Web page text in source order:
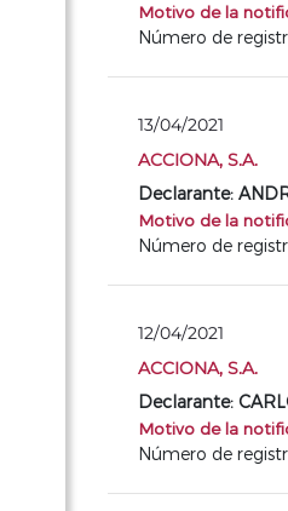
Motivo de la
Número de
13/04/2021
ACCIONA, S.A.
Declarante:
Motivo de la
Número de
12/04/2021
ACCIONA, S.A.
Declarante:
Motivo de la
Número de